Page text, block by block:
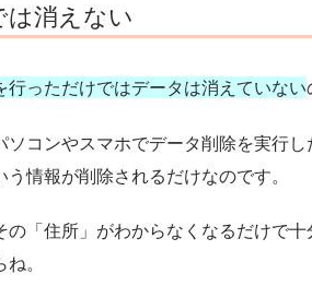
は消えない
っただけではデータは消えていない
コンやスマホでデータ削除を実行
情報が削除されるだけなのです。
「住所」がわからなくなるだけで
。